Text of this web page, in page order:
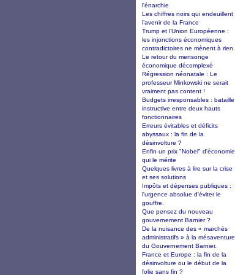
l'énarchie
Les chiffres noirs qui endeuillent
l’avenir de la France
Trump et l’Union Européenne :
les injonctions économiques
contradictoires ne mènent à rien.
Le retour du mensonge
économique décomplexé
Régression néonatale : Le
professeur Minkowski ne serait
vraiment pas content !
Budgets irresponsables : bataille
instructive entre deux hauts
fonctionnaires
Erreurs évitables et déficits
abyssaux : la fin de la
désinvolture ?
Enfin un prix "Nobel" d'économie
qui le mérite
Quelques livres à lire sur la crise
et ses solutions
Impôts et dépenses publiques :
l'urgence absolue d'éviter le
gouffre.
Que pensez du nouveau
gouvernement Barnier ?
De la nuisance des « marchés
administratifs » à la mésaventure
du Gouvernement Barnier.
France et Europe : la fin de la
désinvolture ou le début de la
folie sans fin ?